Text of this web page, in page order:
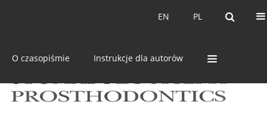
PL
EN PL
EN
O czasopiśmie Instrukcje dla autorów